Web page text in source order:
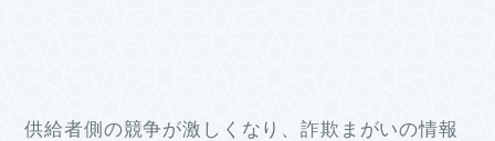
供給者側の競争が激しくなり、詐欺まがいの情報